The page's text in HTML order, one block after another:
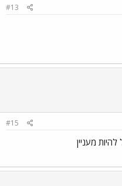
#13
#15
מעניין